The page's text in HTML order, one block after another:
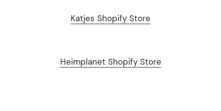
Katjes Shopify Store
Heimplanet Shopify Store